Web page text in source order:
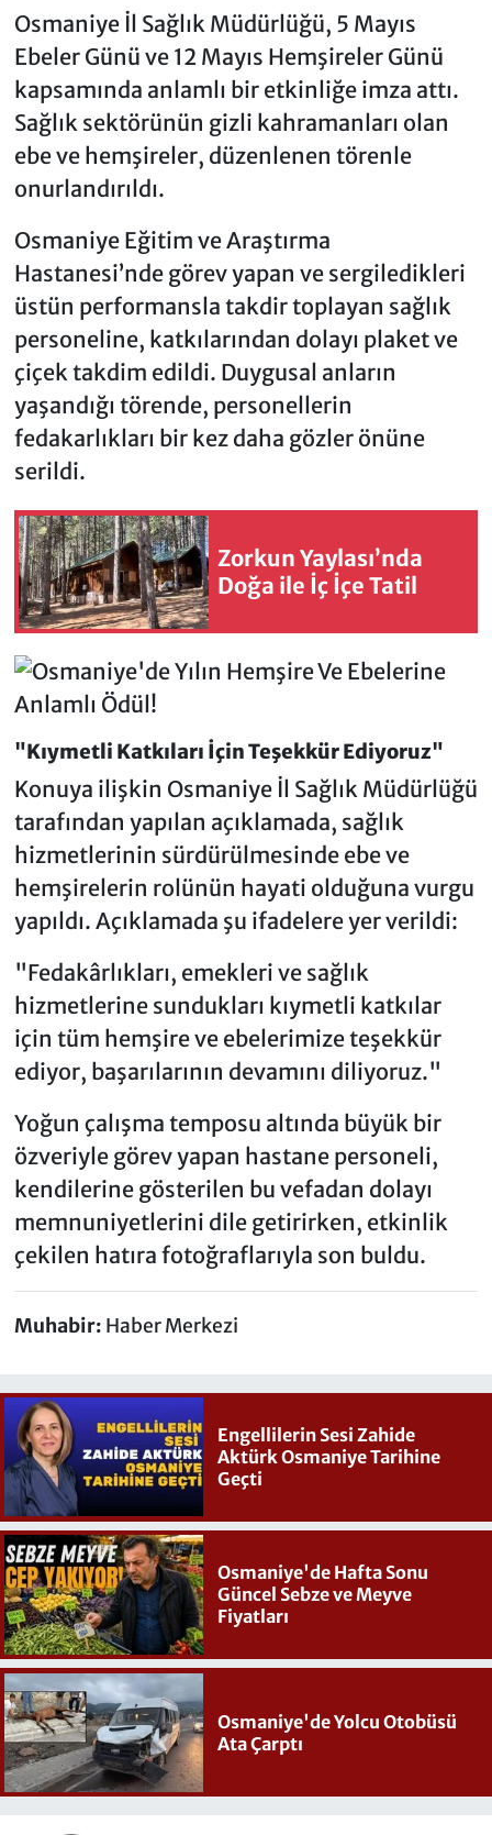
Osmaniye İl Sağlık Müdürlüğü, 5 Mayıs
Ebeler Günü ve 12 Mayıs Hemşireler Günü
kapsamında anlamlı bir etkinliğe imza attı.
Sağlık sektörünün gizli kahramanları olan
ebe ve hemşireler, düzenlenen törenle
onurlandırıldı.
Osmaniye Eğitim ve Araştırma
Hastanesi’nde görev yapan ve sergiledikleri
üstün performansla takdir toplayan sağlık
personeline, katkılarından dolayı plaket ve
çiçek takdim edildi. Duygusal anların
yaşandığı törende, personellerin
fedakarlıkları bir kez daha gözler önüne
serildi.
Zorkun Yaylası’nda
Doğa ile İç İçe Tatil
"Kıymetli Katkıları İçin Teşekkür Ediyoruz"
Konuya ilişkin Osmaniye İl Sağlık Müdürlüğü
tarafından yapılan açıklamada, sağlık
hizmetlerinin sürdürülmesinde ebe ve
hemşirelerin rolünün hayati olduğuna vurgu
yapıldı. Açıklamada şu ifadelere yer verildi:
"Fedakârlıkları, emekleri ve sağlık
hizmetlerine sundukları kıymetli katkılar
için tüm hemşire ve ebelerimize teşekkür
ediyor, başarılarının devamını diliyoruz."
Yoğun çalışma temposu altında büyük bir
özveriyle görev yapan hastane personeli,
kendilerine gösterilen bu vefadan dolayı
memnuniyetlerini dile getirirken, etkinlik
çekilen hatıra fotoğraflarıyla son buldu.
Muhabir: Haber Merkezi
Engellilerin Sesi Zahide
Aktürk Osmaniye Tarihine
Geçti
Osmaniye'de Hafta Sonu
Güncel Sebze ve Meyve
Fiyatları
Osmaniye'de Yolcu Otobüsü
Ata Çarptı